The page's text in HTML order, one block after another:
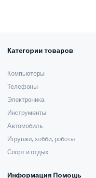
Категории товаров
Компьютеры
Телефоны
Электроника
Инструменты
Автомобиль
Игрушки, хобби, роботы
Спорт и отдых
Информация Помощь